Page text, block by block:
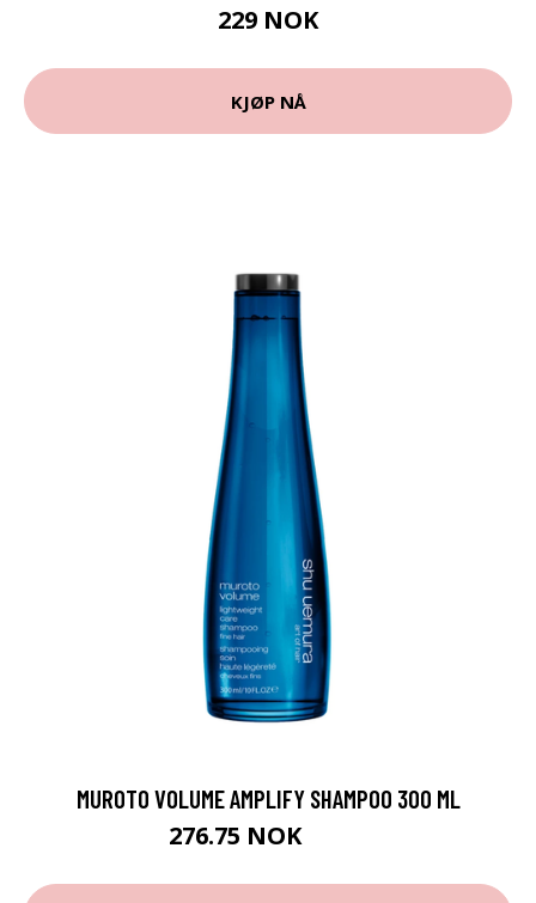
229 NOK
KJØP NÅ
MUROTO VOLUME AMPLIFY SHAMPOO 300 ML
276.75 NOK